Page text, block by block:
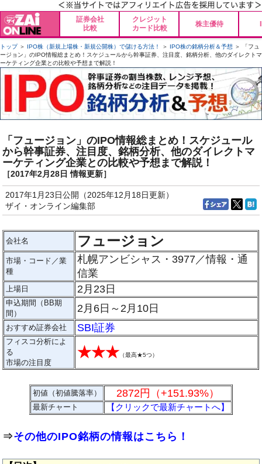
証券会社
比較
クレジット
カード比較
株主優待
トップ＞ IPO株（新規上場株・新規公開株）で儲ける方法！ ＞ IPO株の銘柄分析＆予想 ＞ 「フュ
ージョン」のIPO情報総まとめ！スケジュールから幹事証券、注目度、銘柄分析、他のダイレクトマ
ーケティング企業との比較や予想まで解説！
「フュージョン」のIPO情報総まとめ！スケジュール
から幹事証券、注目度、銘柄分析、他のダイレクトマ
ーケティング企業との比較や予想まで解説！
［2017年2月28日 情報更新］
2017年1月23日公開（2025年12月18日更新）
ザイ・オンライン編集部
会社名 フュージョン
市場・コード／業
種
札幌アンビシャス・3977／情報・通
信業
上場日 2月23日
申込期間（BB期
間）
2月6日～2月10日
おすすめ証券会社 SBI証券
フィスコ分析によ
る
市場の注目度
★★★ （最高★5つ）
初値（初値騰落率） 2872円（+151.93%）
最新チャート 【クリックで最新チャートへ】
⇒その他のIPO銘柄の情報はこちら！